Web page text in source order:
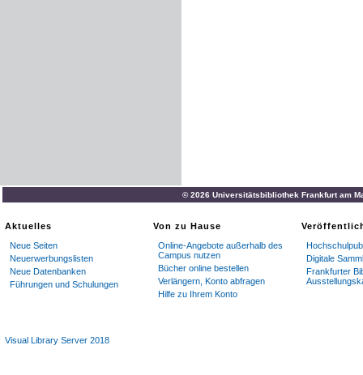
© 2026 Universitätsbibliothek Frankfurt am
Aktuelles
Neue Seiten
Neuerwerbungslisten
Neue Datenbanken
Führungen und Schulungen
Von zu Hause
Online-Angebote außerhalb des
Campus nutzen
Bücher online bestellen
Verlängern, Konto abfragen
Hilfe zu Ihrem Konto
Digitale
Frankfurter
Visual Library Server 2018